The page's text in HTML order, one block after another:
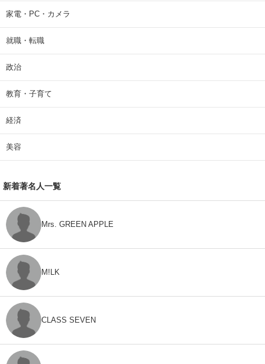
家電・PC・カメラ
就職・転職
政治
教育・子育て
経済
美容
新着著名人一覧
Mrs. GREEN APPLE
M!LK
CLASS SEVEN